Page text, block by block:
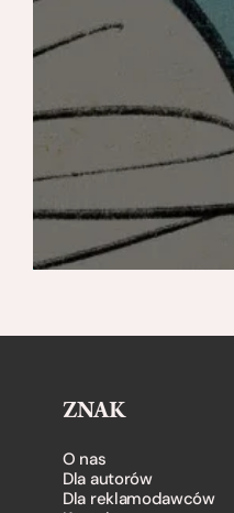
ZNAK
O nas
Dla autorów
Dla reklamodawców